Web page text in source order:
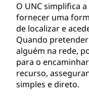
O UNC simplifica
fornecer uma
de localizar e
Quando
alguém na rede,
para o
recurso,
simples e direto.